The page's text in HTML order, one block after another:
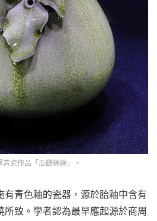
青瓷作品「瓜瓞綿綿」。
有青色釉的瓷器，源於胎釉中含有
致。學者認為最早應起源於商周